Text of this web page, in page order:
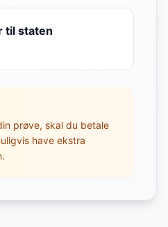
til staten
prøve, skal du betale
have ekstra